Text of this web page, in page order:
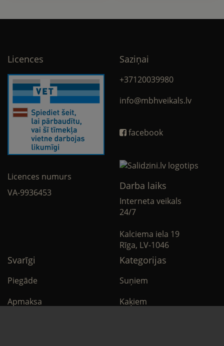
Licences
Licences numurs
VA-9936453
Saziņai
+37120039980
info@mbhveikals.lv
facebook
Darba laiks
Interneta veikals
24/7
Kalciema iela 19
Rīga, LV-1046
Svarīgi
Piegāde
Apmaksa
Kategorijas
Suņiem
Kaķiem